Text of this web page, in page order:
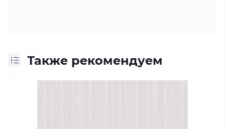
Также рекомендуем